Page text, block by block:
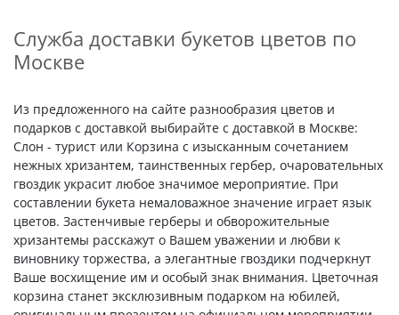
Служба доставки букетов цветов по
Москве
Из предложенного на сайте разнообразия цветов и
подарков с доставкой выбирайте с доставкой в Москве:
Слон - турист или Корзина с изысканным сочетанием
нежных хризантем, таинственных гербер, очаровательных
гвоздик украсит любое значимое мероприятие. При
составлении букета немаловажное значение играет язык
цветов. Застенчивые герберы и обворожительные
хризантемы расскажут о Вашем уважении и любви к
виновнику торжества, а элегантные гвоздики подчеркнут
Ваше восхищение им и особый знак внимания. Цветочная
корзина станет эксклюзивным подарком на юбилей,